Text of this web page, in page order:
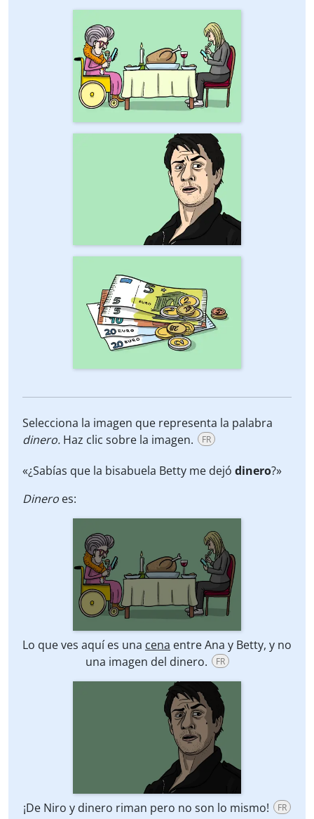
Selecciona la imagen que representa la palabra
dinero. Haz clic sobre la imagen. FR
«¿Sabías que la bisabuela Betty me dejó dinero?»
Dinero es:
Lo que ves aquí es una cena entre Ana y Betty, y no
una imagen del dinero.
FR
¡De Niro y dinero riman pero no son lo mismo! FR